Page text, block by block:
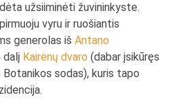
užsiiminėti žuvininkyste.
vyru ir ruošiantis
generolas išAntano
dalį Kairėnų dvaro (dabar įsikūręs
sodas), kuris tapo